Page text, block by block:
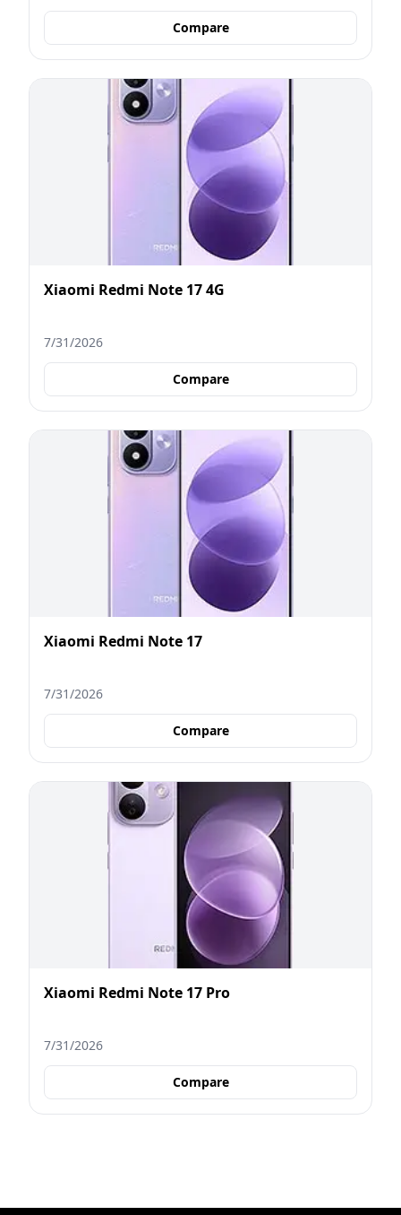
Compare
Xiaomi Redmi Note 17 4G
7/31/2026
Compare
Xiaomi Redmi Note 17
7/31/2026
Compare
Xiaomi Redmi Note 17 Pro
7/31/2026
Compare